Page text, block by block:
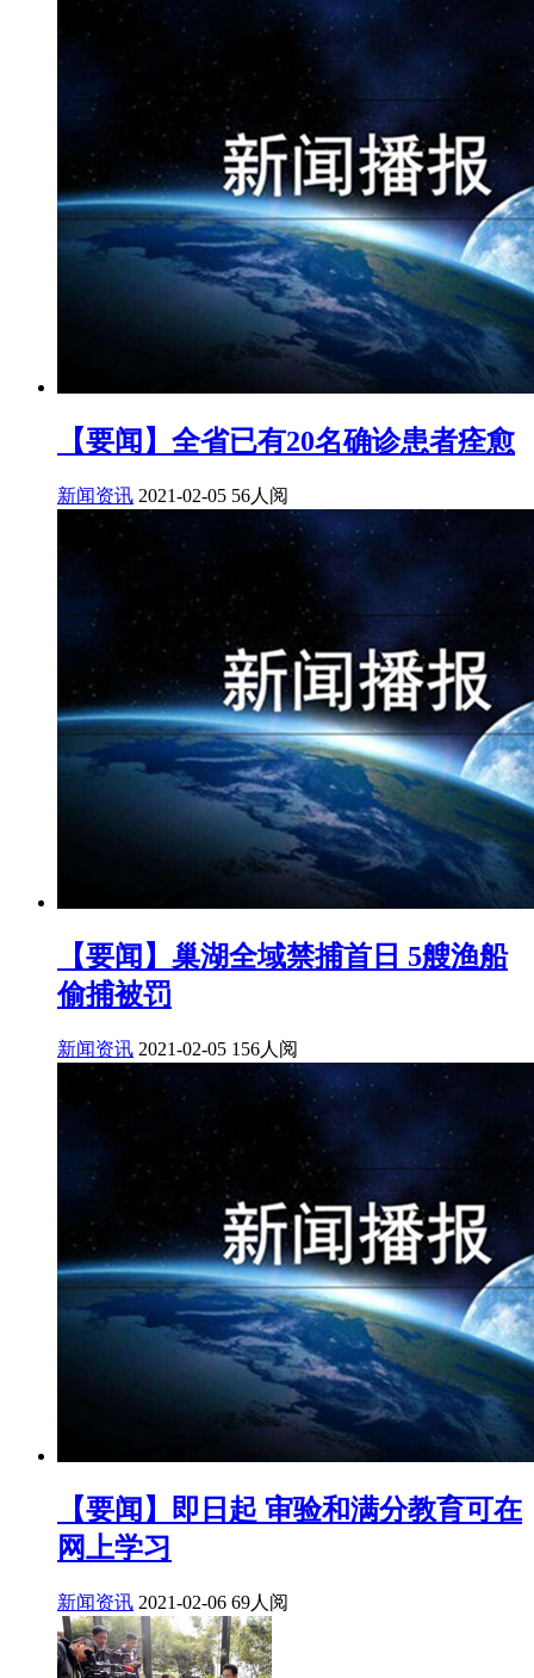
【要闻】全省已有20名确诊患者痊愈
新闻资讯 2021-02-05 56人阅
【要闻】巢湖全域禁捕首日 5艘渔船
偷捕被罚
新闻资讯 2021-02-05 156人阅
【要闻】即日起 审验和满分教育可在
网上学习
新闻资讯 2021-02-06 69人阅